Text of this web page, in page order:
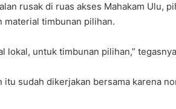
rusak di ruas akses Mahakam Ulu,
material timbunan pilihan.
lokal, untuk timbunan pilihan,”
itu sudah dikerjakan bersama karena